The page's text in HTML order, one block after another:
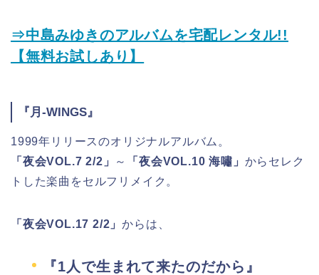
⇒中島みゆきのアルバムを宅配レンタル!!
【無料お試しあり】
『月-WINGS』
1999年リリースのオリジナルアルバム。
「夜会VOL.7 2/2」
～ 「夜会VOL.10 海嘯」 からセレク
トした楽曲をセルフリメイク。
「夜会VOL.17 2/2」からは、
『1人で生まれて来たのだから』